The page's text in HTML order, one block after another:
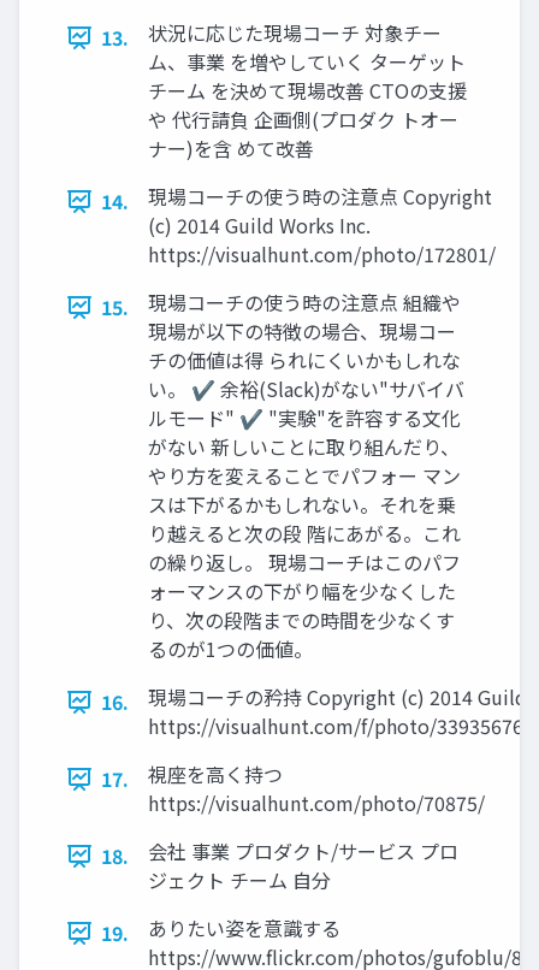
13.
状況に応じた現場コーチ 対象チー
ム、事業 を増やしていく ターゲット
チーム を決めて現場改善 CTOの支援
や 代行請負 企画側(プロダク トオー
ナー)を含 めて改善
14.
現場コーチの使う時の注意点 Copyright
(c) 2014 Guild Works Inc.
https://visualhunt.com/photo/172801/
15.
現場コーチの使う時の注意点 組織や
現場が以下の特徴の場合、現場コー
チの価値は得 られにくいかもしれな
い。 ✔ 余裕(Slack)がない"サバイバ
ルモード" ✔ "実験"を許容する文化
がない 新しいことに取り組んだり、
やり方を変えることでパフォー マン
スは下がるかもしれない。それを乗
り越えると次の段 階にあがる。これ
の繰り返し。 現場コーチはこのパフ
ォーマンスの下がり幅を少なくした
り、次の段階までの時間を少なくす
るのが1つの価値。
16.
現場コーチの矜持 Copyright (c) 2014 Guild
https://visualhunt.com/f/photo/
17.
視座を高く持つ
https://visualhunt.com/photo/70875/
18.
会社 事業 プロダクト/サービス プロ
ジェクト チーム 自分
19.
ありたい姿を意識する
https://www.ﬂickr.com/photos/gufoblu/